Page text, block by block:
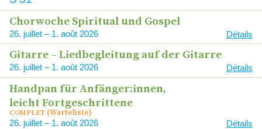
Chorwoche Spiritual und Gospel
26 – 1 2026 Détails
Gitarre – Liedbegleitung auf der Gitarre
26 – 1 2026 Détails
Handpan für Anfänger:innen,
leicht Fortgeschrittene
COMPLET (Warteliste)
26 – 1 2026 Détails